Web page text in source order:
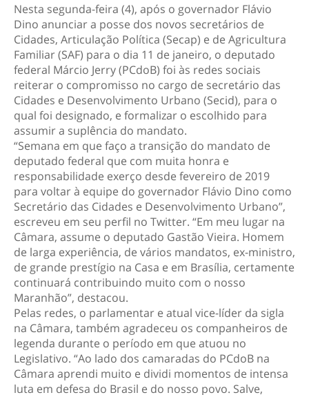
Nesta segunda-feira (4), após o governador Flávio
Dino anunciar a posse dos novos secretários de
Cidades, Articulação Política (Secap) e de Agricultura
Familiar (SAF) para o dia 11 de janeiro, o deputado
federal Márcio Jerry (PCdoB) foi às redes sociais
reiterar o compromisso no cargo de secretário das
Cidades e Desenvolvimento Urbano (Secid), para o
qual foi designado, e formalizar o escolhido para
assumir a suplência do mandato.
“Semana em que faço a transição do mandato de
deputado federal que com muita honra e
responsabilidade exerço desde fevereiro de 2019
para voltar à equipe do governador Flávio Dino como
Secretário das Cidades e Desenvolvimento Urbano”,
escreveu em seu perfil no Twitter. “Em meu lugar na
Câmara, assume o deputado Gastão Vieira. Homem
de larga experiência, de vários mandatos, ex-ministro,
de grande prestígio na Casa e em Brasília, certamente
continuará contribuindo muito com o nosso
Maranhão”, destacou.
Pelas redes, o parlamentar e atual vice-líder da sigla
na Câmara, também agradeceu os companheiros de
legenda durante o período em que atuou no
Legislativo. “Ao lado dos camaradas do PCdoB na
Câmara aprendi muito e dividi momentos de intensa
luta em defesa do Brasil e do nosso povo. Salve,